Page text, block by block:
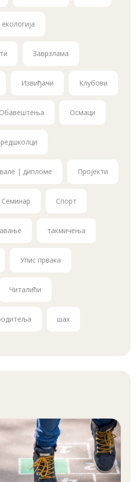
екологија
Заврзлама
Извиђачи Клубови
Обавештења Осмаци
| дипломе Пројекти
Семинар Спорт
такмичења
Упис првака
Читалићи
шах